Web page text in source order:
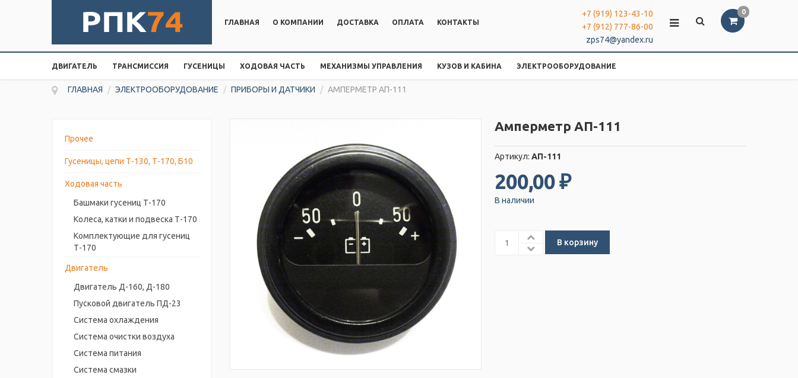
0
ГЛАВНАЯ
О КОМПАНИИ ДОСТАВКА ОПЛАТА КОНТАКТЫ
+7 (919) 123-43-10
+7 (912) 777-86-00
zps74@yandex.ru
ДВИГАТЕЛЬ ТРАНСМИССИЯ ГУСЕНИЦЫ ХОДОВАЯ ЧАСТЬ МЕХАНИЗМЫ УПРАВЛЕНИЯ КУЗОВ И КАБИНА ЭЛЕКТРООБОРУДОВАНИЕ
ГЛАВНАЯ / ЭЛЕКТРООБОРУДОВАНИЕ / ПРИБОРЫ И ДАТЧИКИ / АМПЕРМЕТР АП-111
Прочее
Гусеницы, цепи Т-130, Т-170, Б10
Ходовая часть
Башмаки гусениц Т-170
Колеса, катки и подвеска Т-170
Комплектующие для гусениц
Т-170
Двигатель
Двигатель Д-160, Д-180
Пусковой двигатель ПД-23
Система охлаждения
Система очистки воздуха
Система питания
Система смазки
Амперметр АП-111
Артикул:АП-111
200,00 ₽
В наличии